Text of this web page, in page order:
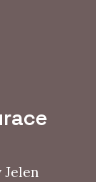
Jelen